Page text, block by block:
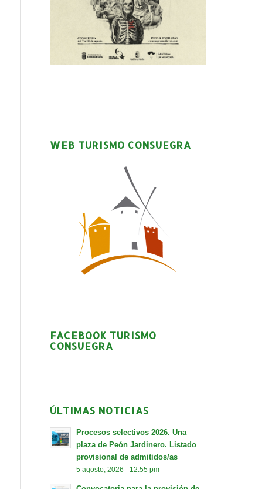
WEB TURISMO CONSUEGRA
FACEBOOK TURISMO
CONSUEGRA
ÚLTIMAS NOTICIAS
Procesos selectivos 2026. Una
plaza de Peón Jardinero. Listado
provisional de admitidos/as
5 agosto, 2026 - 12:55 pm